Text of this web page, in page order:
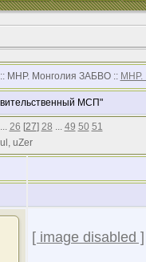
:: МНР. Монголия ЗАБВО :: МНР.
МСП"
... 26 [27] 28 ... 49 50 51
uZer
[ image disabled ]